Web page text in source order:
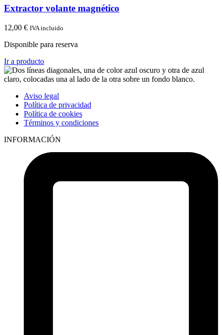
Extractor volante magnético
12,00 € IVA incluido
Disponible para reserva
Ir a producto
Aviso legal
Política de privacidad
Política de cookies
Términos y condiciones
INFORMACIÓN